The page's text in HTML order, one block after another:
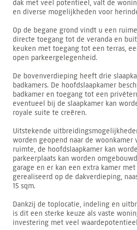
dak met veel potentieel, valt de
en diverse mogelijkheden voor
Op de begane grond vindt u een
directe toegang tot de veranda en
keuken met toegang tot een terras,
open parkeergelegenheid.
De bovenverdieping heeft drie
badkamers. De hoofdslaapkamer
badkamer en toegang tot een
eventueel bij de slaapkamer kan
royale suite te creëren.
Uitstekende
worden geopend naar de woonkamer
ruimte, de hoofdslaapkamer kan
parkeerplaats kan worden
garage en er kan een extra kamer
gerealiseerd op de dakverdieping,
15 sqm.
Dankzij de toplocatie, indeling en
is dit een sterke keuze als vaste
investering met veel